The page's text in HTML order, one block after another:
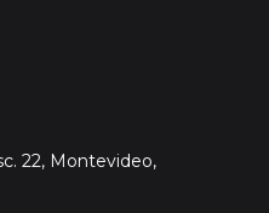
22, Montevideo,